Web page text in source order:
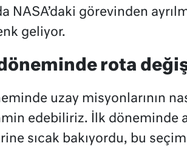
NASA’daki görevinden
geliyor.
rota
uzay misyonlarının
edebiliriz. İlk döneminde
sıcak bakıyordu, bu